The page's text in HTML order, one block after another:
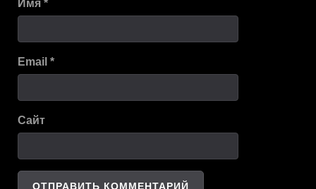
Имя *
Email *
Сайт